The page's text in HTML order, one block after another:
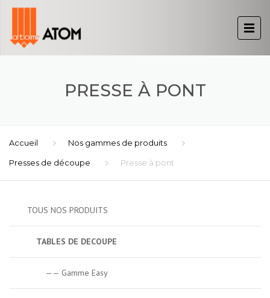
PRESSE À PONT
Accueil Nos gammes de produits
Presses de découpe Presse à pont
TOUS NOS PRODUITS
TABLES DE DECOUPE
—— Gamme Easy